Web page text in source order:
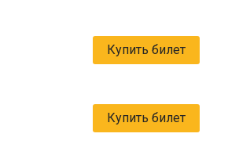
Купить билет
Купить билет